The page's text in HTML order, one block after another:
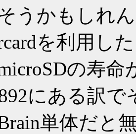
うかもしれ
を利用し
microSDの寿
にある訳
単体だと